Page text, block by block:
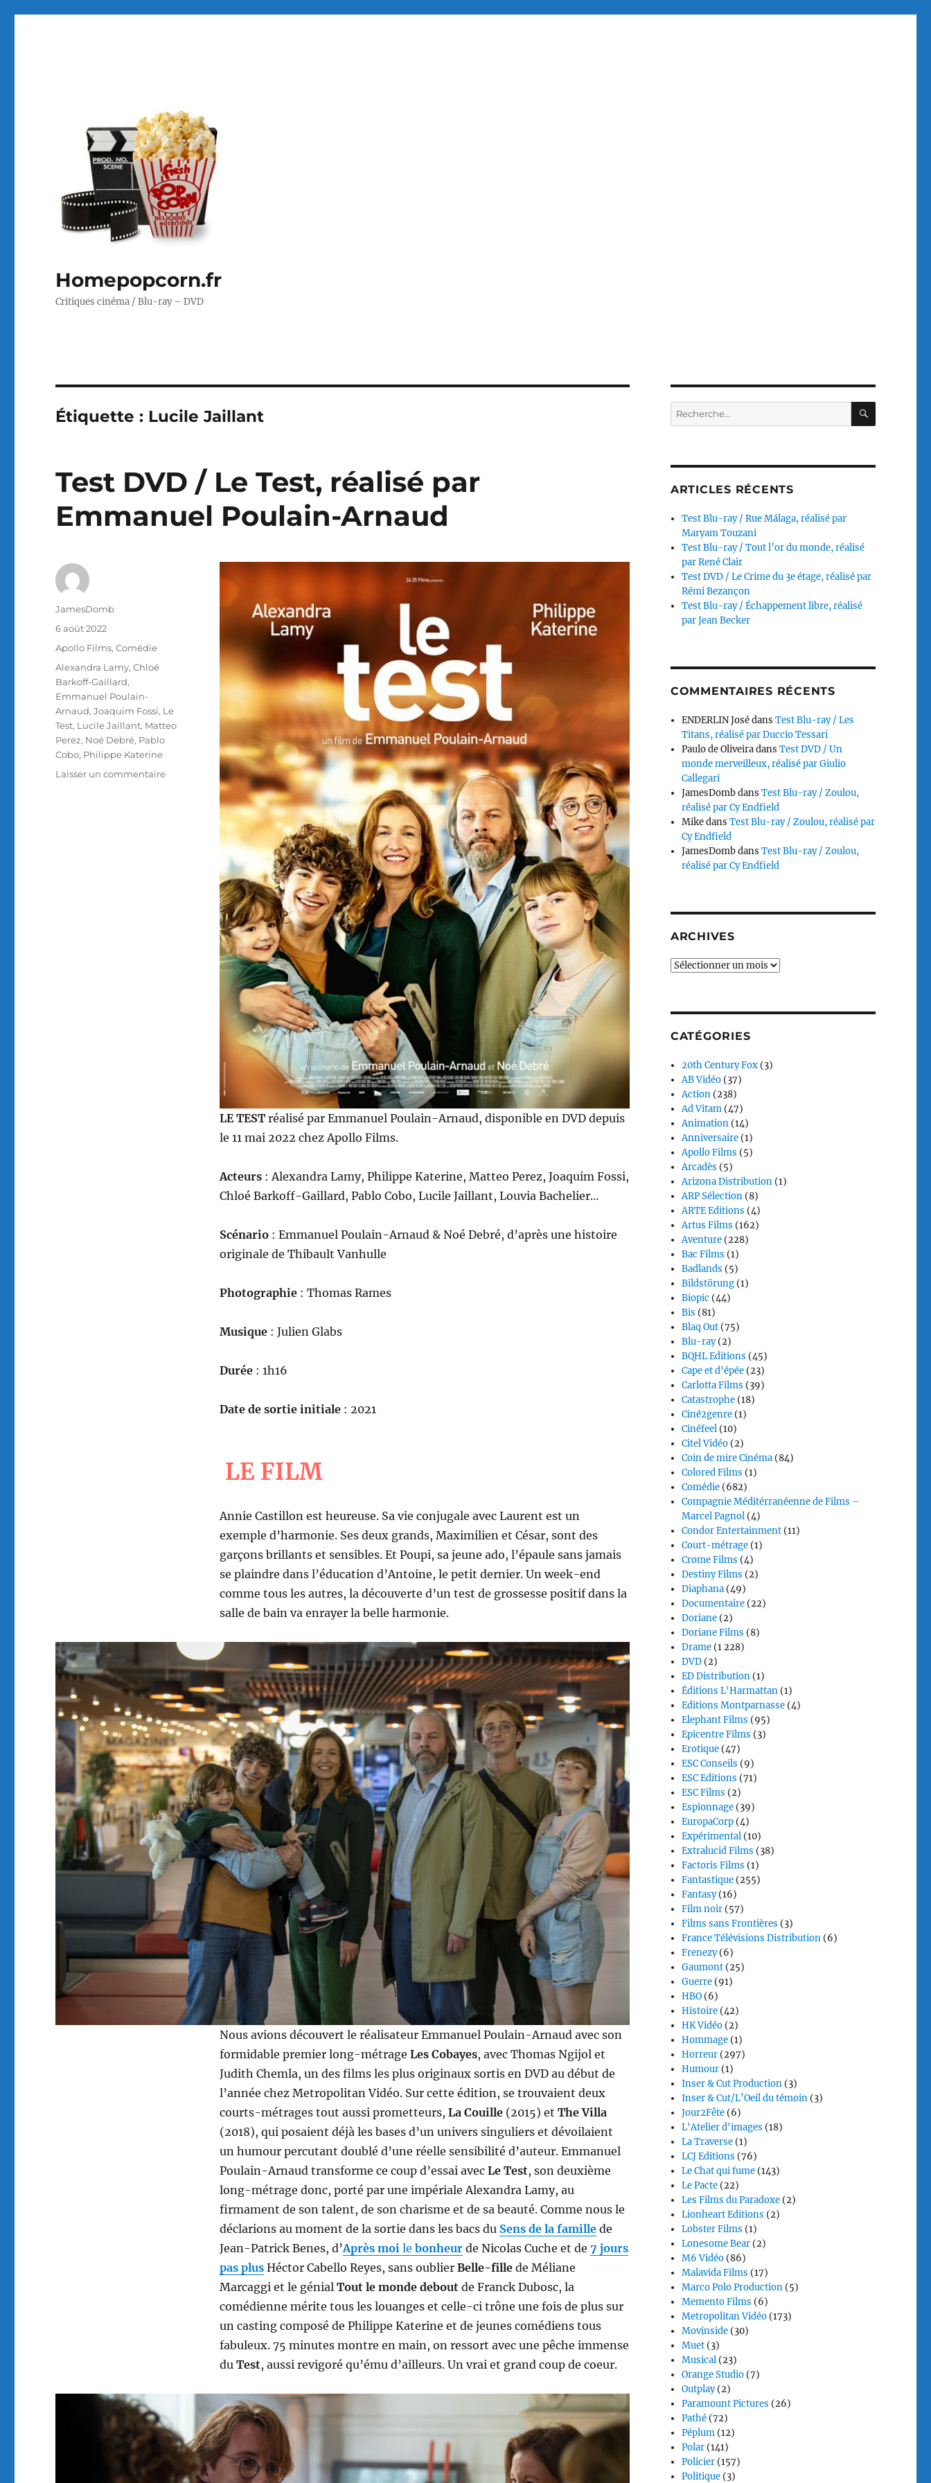
Homepopcorn.fr
Critiques cinéma / Blu-ray – DVD
Étiquette : Lucile Jaillant
Test DVD / Le Test, réalisé par
Emmanuel Poulain-Arnaud
LE TEST réalisé par Emmanuel Poulain-Arnaud, disponible en DVD depuis
le 11 mai 2022 chez Apollo Films.
Acteurs: Alexandra Lamy, Philippe Katerine, Matteo Perez, Joaquim Fossi,
Chloé Barkoff-Gaillard, Pablo Cobo, Lucile Jaillant, Louvia Bachelier…
Scénario: Emmanuel Poulain-Arnaud & Noé Debré, d’après une histoire
originale de Thibault Vanhulle
Photographie: Thomas Rames
Musique : Julien Glabs
Durée: 1h16
Date de sortie initiale: 2021
LE FILM
Annie Castillon est heureuse. Sa vie conjugale avec Laurent est un
exemple d’harmonie. Ses deux grands, Maximilien et César, sont des
garçons brillants et sensibles. Et Poupi, sa jeune ado, l’épaule sans jamais
se plaindre dans l’éducation d’Antoine, le petit dernier. Un week-end
comme tous les autres, la découverte d’un test de grossesse positif dans la
salle de bain va enrayer la belle harmonie.
Nous avions découvert le réalisateur Emmanuel Poulain-Arnaud avec son
formidable premier long-métrage Les Cobayes, avec Thomas Ngijol et
Judith Chemla, un des films les plus originaux sortis en DVD au début de
l’année chez Metropolitan Vidéo. Sur cette édition, se trouvaient deux
courts-métrages tout aussi prometteurs, La Couille(2015) et The Villa
(2018), qui posaient déjà les bases d’un univers singuliers et dévoilaient
un humour percutant doublé d’une réelle sensibilité d’auteur. Emmanuel
Poulain-Arnaud transforme ce coup d’essai avec Le Test, son deuxième
long-métrage donc, porté par une impériale Alexandra Lamy, au
firmament de son talent, de son charisme et de sa beauté. Comme nous le
déclarions au moment de la sortie dans les bacs du Sens de la famillede
Jean-Patrick Benes, d’Après moi le bonheurde Nicolas Cuche et de 7 jours
pas plusHéctor Cabello Reyes, sans oublier Belle-fillede Méliane
Marcaggi et le génial Tout le monde deboutde Franck Dubosc, la
comédienne mérite tous les louanges et celle-ci trône une fois de plus sur
un casting composé de Philippe Katerine et de jeunes comédiens tous
fabuleux. 75 minutes montre en main, on ressort avec une pêche immense
du Test, aussi revigoré qu’ému d’ailleurs. Un vrai et grand coup de coeur.
Auteur
JamesDomb
Publié
6 août 2022
Catégories
Apollo Films,Comédie
Étiquettes
Alexandra Lamy,Chloé
Barkoff-Gaillard,
Emmanuel Poulain-
Arnaud,Joaquim Fossi, Le
Test, Lucile Jaillant, Matteo
Perez, Noé Debré, Pablo
Cobo, Philippe Katerine
Laisser un commentairesur
Recherche
pour :
ARTICLES RÉCENTS
Test Blu-ray / Rue Málaga, réalisé par
Maryam Touzani
Test Blu-ray / Tout l’or du monde, réalisé
par René Clair
Test DVD / Le Crime du 3e étage, réalisé par
Rémi Bezançon
Test Blu-ray / Échappement libre, réalisé
par Jean Becker
COMMENTAIRES RÉCENTS
ENDERLIN JosédansTest Blu-ray / Les
Titans, réalisé par Duccio Tessari
Paulo de OliveiradansTest DVD / Un
monde merveilleux, réalisé par Giulio
Callegari
JamesDombdansTest Blu-ray / Zoulou,
réalisé par Cy Endfield
MikedansTest Blu-ray / Zoulou, réalisé par
Cy Endfield
JamesDombdansTest Blu-ray / Zoulou,
réalisé par Cy Endfield
ARCHIVES
Archives
CATÉGORIES
20th Century Fox (3)
AB Vidéo (37)
Action (238)
Ad Vitam (47)
Animation (14)
Anniversaire (1)
Apollo Films (5)
Arcadès (5)
Arizona Distribution (1)
ARP Sélection (8)
ARTE Editions (4)
Artus Films (162)
Aventure (228)
Bac Films (1)
Badlands (5)
Bildstörung (1)
Biopic (44)
Bis (81)
Blaq Out (75)
Blu-ray(2)
BQHL Editions (45)
Cape et d'épée (23)
Carlotta Films (39)
Catastrophe (18)
Ciné2genre (1)
Cinéfeel (10)
Citel Vidéo (2)
Coin de mire Cinéma (84)
Colored Films (1)
Comédie (682)
Compagnie Méditérranéenne de Films –
Marcel Pagnol (4)
Condor Entertainment (11)
Court-métrage (1)
Crome Films (4)
Destiny Films (2)
Diaphana (49)
Documentaire (22)
Doriane (2)
Doriane Films (8)
Drame (1 228)
DVD (2)
ED Distribution (1)
Éditions L'Harmattan (1)
Editions Montparnasse (4)
Elephant Films (95)
Epicentre Films (3)
Erotique (47)
ESC Conseils (9)
ESC Editions (71)
ESC Films (2)
Espionnage (39)
EuropaCorp (4)
Expérimental (10)
Extralucid Films (38)
Factoris Films (1)
Fantastique (255)
Fantasy(16)
Film noir (57)
Films sans Frontières (3)
France Télévisions Distribution (6)
Frenezy(6)
Gaumont (25)
Guerre (91)
HBO (6)
Histoire (42)
HK Vidéo (2)
Hommage (1)
Horreur (297)
Humour (1)
Inser & Cut Production (3)
Inser & Cut/L’Oeil du témoin (3)
Jour2Fête (6)
L'Atelier d'images (18)
La Traverse (1)
LCJ Editions (76)
Le Chat qui fume (143)
Le Pacte (22)
Les Films du Paradoxe (2)
Lionheart Editions (2)
Lobster Films (1)
Lonesome Bear (2)
M6 Vidéo (86)
Malavida Films (17)
Marco Polo Production (5)
Memento Films (6)
Metropolitan Vidéo (173)
Movinside (30)
Muet (3)
Musical (23)
Orange Studio (7)
Outplay(2)
Paramount Pictures (26)
Pathé (72)
Péplum (12)
Polar (141)
Policier (157)
Politique (3)